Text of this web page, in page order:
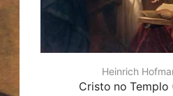
Heinrich
Cristo no Templo